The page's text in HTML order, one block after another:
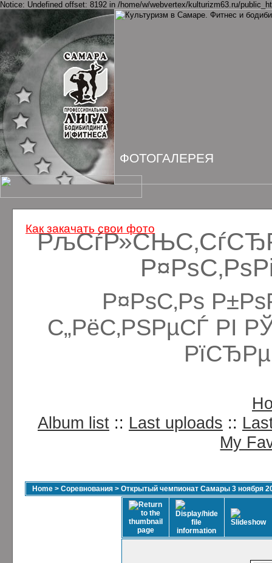
Notice: Undefined offset: 8192 in /home/w/webvertex/kulturizm63.ru/
Р¤РѕС‚Рѕ
С„РёС‚РЅРµСЃ РІ
Album list :: Last uploads ::
My
Home > Соревнования > Открытый чемпионат Самары 3 ноября
ФОТОГАЛЕРЕЯ
Как закачать свои фото